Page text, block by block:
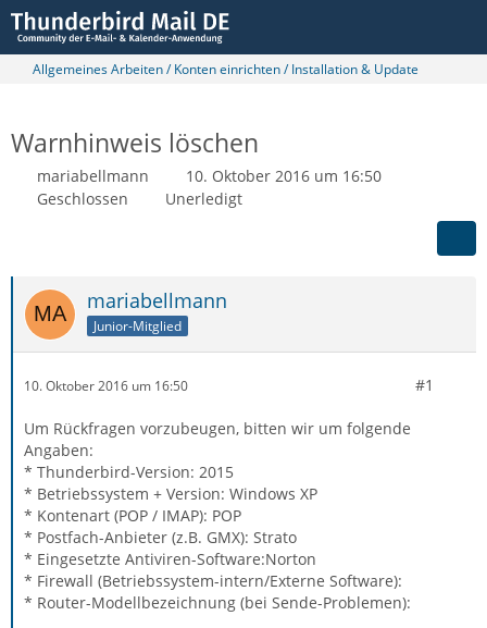
Allgemeines Arbeiten / Konten einrichten / Installation & Update
Warnhinweis löschen
mariabellmann
10. Oktober 2016 um 16:50
Geschlossen
Unerledigt
mariabellmann
Junior-Mitglied
10. Oktober 2016 um 16:50 #1
Um Rückfragen vorzubeugen, bitten wir um folgende
Angaben:
* Thunderbird-Version: 2015
* Betriebssystem + Version: Windows XP
* Kontenart (POP / IMAP): POP
* Postfach-Anbieter (z.B. GMX): Strato
* Eingesetzte Antiviren-Software:Norton
* Firewall (Betriebssystem-intern/Externe Software):
* Router-Modellbezeichnung (bei Sende-Problemen):